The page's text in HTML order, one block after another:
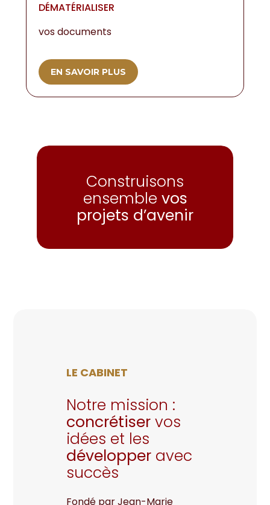
DÉMATÉRIALISER
vos documents
EN SAVOIR PLUS
Construisons
ensemble vos
projets d’avenir
LE CABINET
Notre mission :
concrétiser vos
idées et les
développer avec
succès
Fondé parJean-Marie